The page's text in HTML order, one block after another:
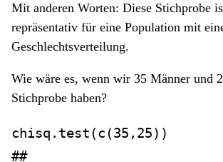
Mit anderen Worten: Diese Stichprobe
repräsentativ für eine Population mit
Geschlechtsverteilung.
Wie wäre es, wenn wir 35 Männer und
Stichprobe haben?
chisq.test (c (35 , 25))
##